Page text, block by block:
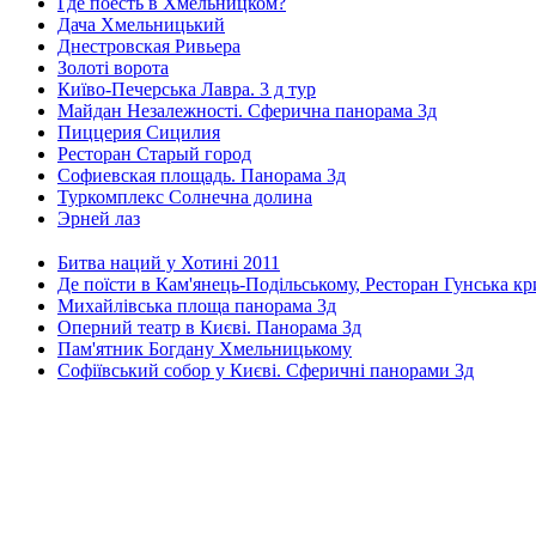
Дача Хмельницький
Днестровская Ривьера
Золоті ворота
Київо-Печерська Лавра. 3 д тур
Майдан Незалежності. Сферична панорама 3д
Пиццерия Сицилия
Ресторан Старый город
Софиевская площадь. Панорама 3д
Туркомплекс Солнечна долина
Эрней лаз
Битва наций у Хотині 2011
Де поїсти в Кам'янець-Подільському, Ресторан Гунська
Михайлівська площа панорама 3д
Оперний театр в Києві. Панорама 3д
Пам'ятник Богдану Хмельницькому
Софіївський собор у Києві. Сферичні панорами 3д